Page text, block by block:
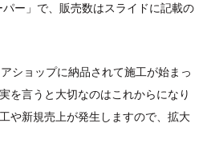
ー」で、販売数はスライドに記載の
ショップに納品されて施工が始まっ
を言うと大切なのはこれからになり
や新規売上が発生しますので、拡大